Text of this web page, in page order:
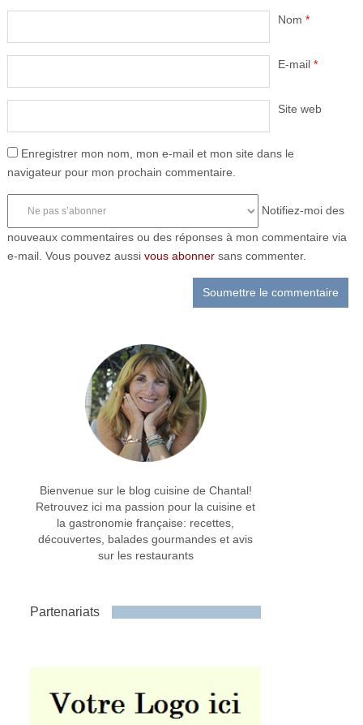
Nom *
E-mail *
Site web
Enregistrer mon nom, mon e-mail et mon site dans le
navigateur pour mon prochain commentaire.
Notifiez-moi des
nouveaux commentaires ou des réponses à mon commentaire via
e-mail. Vous pouvez aussi vous abonnersans commenter.
Bienvenue sur le blog cuisine de Chantal!
Retrouvez ici ma passion pour la cuisine et
la gastronomie française: recettes,
découvertes, balades gourmandes et avis
sur les restaurants
Partenariats